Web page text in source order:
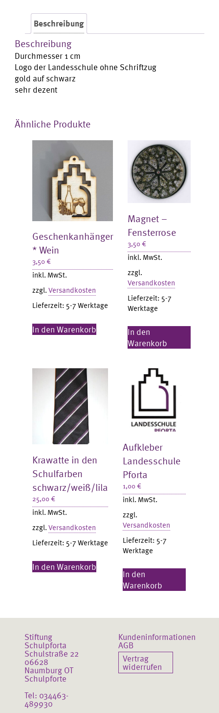
Beschreibung
Beschreibung
Durchmesser 1 cm
Logo der Landesschule ohne Schriftzug
gold auf schwarz
sehr dezent
Ähnliche Produkte
Geschenkanhänger
* Wein
3,50€
inkl. MwSt.
zzgl.Versandkosten
Lieferzeit: 5-7 Werktage
In den Warenkorb
Magnet –
Fensterrose
3,50€
inkl. MwSt.
zzgl.
Versandkosten
Lieferzeit: 5-7
Werktage
In den
Warenkorb
Krawatte in den
Schulfarben
schwarz/weiß/lila
25,00€
inkl. MwSt.
zzgl.Versandkosten
Lieferzeit: 5-7 Werktage
In den Warenkorb
Aufkleber
Landesschule
Pforta
1,00€
inkl. MwSt.
zzgl.
Versandkosten
Lieferzeit: 5-7
Werktage
In den
Warenkorb
Stiftung
Schulpforta
Schulstraße 22
06628
Naumburg OT
Schulpforte
Tel: 034463-
489930
Kundeninformationen
AGB
Vertrag
widerrufen